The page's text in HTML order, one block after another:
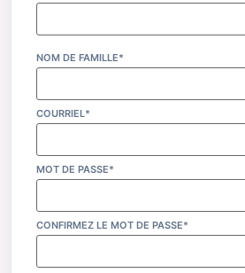
NOM DE FAMILLE*
COURRIEL*
MOT DE PASSE*
CONFIRMEZ LE MOT DE PASSE*